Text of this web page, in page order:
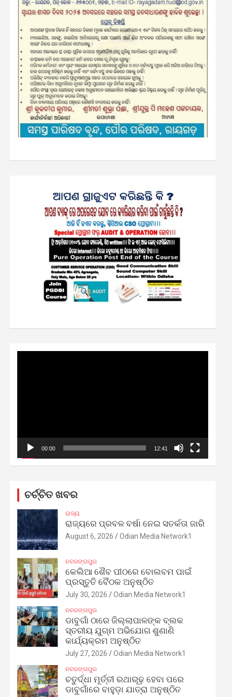
00:00 12:41
ଚର୍ଚ୍ଚିତ ଖବର
ରାଜ୍ୟ
ରାଜ୍ୟରେ ପ୍ରବଳ ବର୍ଷା ନେଇ ସତର୍କତା ଜାରି
August 6, 2026 Odian Media Network1
ନବରଙ୍ଗପୁର
କେଲିଆ ଶୈବ ପୀଠରେ ବୋଲବମ ପାଇଁ
ପ୍ରସ୍ତୁତି ବୈଠକ ଅନୁଷ୍ଠିତ
July 30, 2026 Odian Media Network1
ନବରଙ୍ଗପୁର
ଡାବୁଗାଁ ଠାରେ ଜିଲ୍ଲାପାଳଙ୍କ ବ୍ଲକ
ସ୍ତରୀୟ ଯୁଗ୍ମ ଅଭିଯୋଗ ଶୁଣାଣି
କାର୍ଯ୍ୟକ୍ରମ ଅନୁଷ୍ଠିତ
July 27, 2026 Odian Media Network1
ନବରଙ୍ଗପୁର
ଚତୁର୍ଦ୍ଧା ମୂର୍ତ୍ତୀ ରଥାରୂଢ଼ ହେବା ପରେ
ଡାବୁଗାଁରେ ବାହୁଡ଼ା ଯାତ୍ରା ଅନୁଷ୍ଠିତ